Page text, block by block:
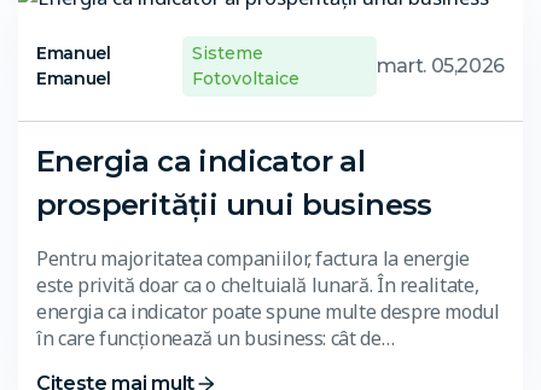
Emanuel
Emanuel
Sisteme
Fotovoltaice
mart. 05,2026
Energia ca indicator al
prosperității unui business
Pentru majoritatea companiilor, factura la energie
este privită doar ca o cheltuială lunară. În realitate,
energia ca indicator poate spune multe despre modul
în care funcționează un business: cât de…
Citeste mai mult